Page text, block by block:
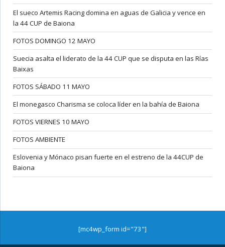
El sueco Artemis Racing domina en aguas de Galicia y vence en
la 44 CUP de Baiona
FOTOS DOMINGO 12 MAYO
Suecia asalta el liderato de la 44 CUP que se disputa en las Rías
Baixas
FOTOS SÁBADO 11 MAYO
El monegasco Charisma se coloca líder en la bahía de Baiona
FOTOS VIERNES 10 MAYO
FOTOS AMBIENTE
Eslovenia y Mónaco pisan fuerte en el estreno de la 44CUP de
Baiona
[mc4wp_form id="73"]